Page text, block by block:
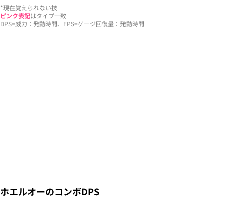
*現在覚えられない技
ピンク表記はタイプ一致
DPS=威力÷発動時間、EPS=ゲージ回復量÷発動時間
ホエルオーのコンボDPS